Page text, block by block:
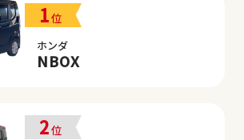
1位
ホンダ
NBOX
2位